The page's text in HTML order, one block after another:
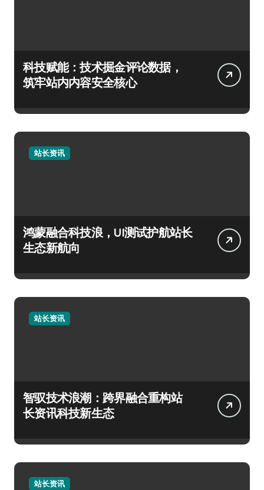
科技赋能：技术掘金评论数据，
筑牢站内内容安全核心
站长资讯
鸿蒙融合科技浪，UI测试护航站长
生态新航向
站长资讯
智驭技术浪潮：跨界融合重构站
长资讯科技新生态
站长资讯